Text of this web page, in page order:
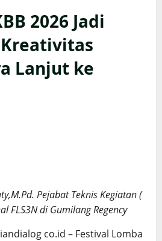
2026 Jadi
Lanjut ke
Pejabat Teknis Kegiatan (
FLS3N di Gumilang Regency
co.id – Festival Lomba